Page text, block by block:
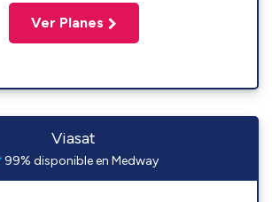
Ver Planes
Viasat
99% disponible en Medway